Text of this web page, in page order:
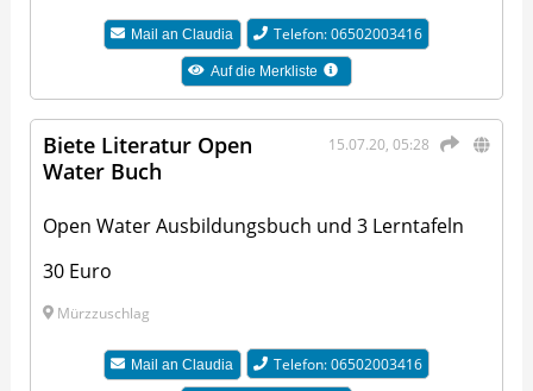
Mail anClaudia Telefon: 06502003416
Auf die Merkliste
15.07.20, 05:28
Biete Literatur Open
Water Buch
Open Water Ausbildungsbuch und 3 Lerntafeln
30 Euro
Mürzzuschlag
Mail anClaudia Telefon: 06502003416